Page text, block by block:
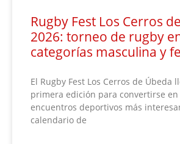
Rugby Fest Los Cerros
2026: torneo de rugby
categorías masculina y
El Rugby Fest Los Cerros de Úbeda
primera edición para convertirse en
encuentros deportivos más
calendario de